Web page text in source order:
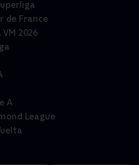
de France
VM 2026
A
League